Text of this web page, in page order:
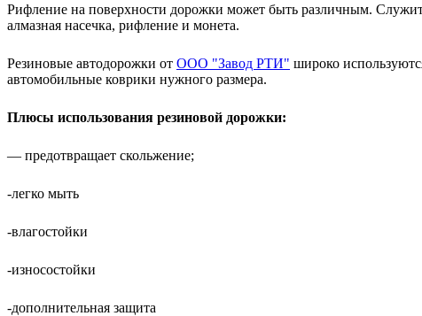
Рифление на поверхности дорожки может быть различным.
алмазная насечка, рифление и монета.
Резиновые автодорожки от ООО "Завод РТИ" широко
автомобильные коврики нужного размера.
Плюсы использования резиновой дорожки:
— предотвращает скольжение;
-легко мыть
-влагостойки
-износостойки
-дополнительная защита